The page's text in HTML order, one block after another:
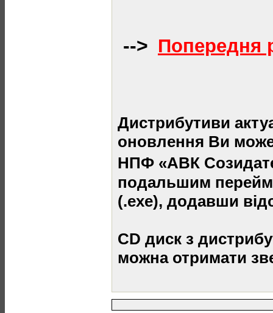
--> Попередня
Дистрибутиви
оновлення Ви
НПФ «АВК
подальшим
(.exe), додавши
CD диск з
можна отримати